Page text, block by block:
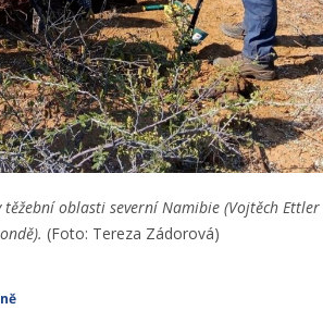
oblasti severní Namibie (Vojtěch Ettler
(Foto: Tereza Zádorová)